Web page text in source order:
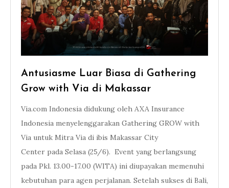
Antusiasme Luar Biasa di Gathering
Grow with Via di Makassar
Via.com Indonesia didukung oleh AXA Insurance
Indonesia menyelenggarakan Gathering GROW with
Via untuk Mitra Via di ibis Makassar City
Center pada Selasa (25/6). Event yang berlangsung
pada Pkl. 13.00-17.00 (WITA) ini diupayakan memenuhi
kebutuhan para agen perjalanan. Setelah sukses di Bali,